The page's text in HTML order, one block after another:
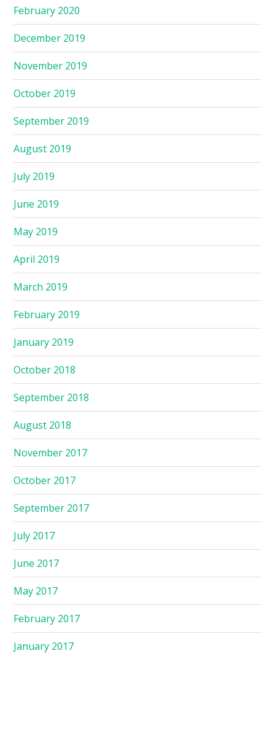
February 2020
December 2019
November 2019
October 2019
September 2019
August 2019
July 2019
June 2019
May 2019
April 2019
March 2019
February 2019
January 2019
October 2018
September 2018
August 2018
November 2017
October 2017
September 2017
July 2017
June 2017
May 2017
February 2017
January 2017